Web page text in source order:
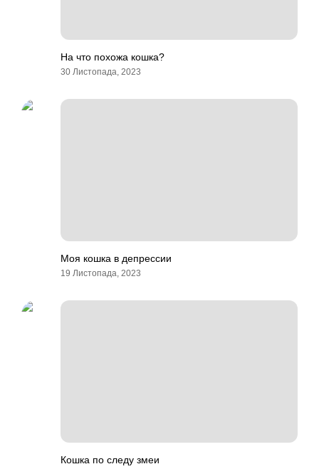
На что похожа кошка?
30 Листопада, 2023
Моя кошка в депрессии
19 Листопада, 2023
Кошка по следу змеи